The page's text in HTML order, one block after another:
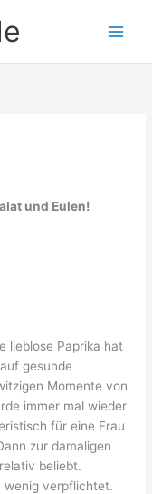
und Eulen!
lieblose Paprika hat
gesunde
Momente von
immer mal wieder
für eine Frau
zur damaligen
beliebt.
wenig verpflichtet.